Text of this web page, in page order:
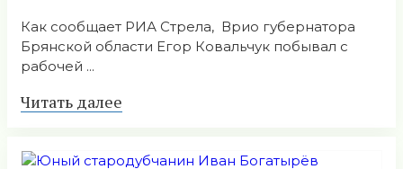
Как сообщает РИА Стрела, Врио губернатора
Брянской области Егор Ковальчук побывал с
рабочей ...
Читать далее